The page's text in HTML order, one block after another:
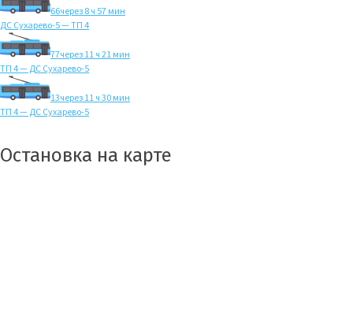
66через 8 ч 57 мин
ДС Сухарево-5 — ТП 4
77через 11 ч 21 мин
ТП 4 — ДС Сухарево-5
13через 11 ч 30 мин
ТП 4 — ДС Сухарево-5
Остановка на карте